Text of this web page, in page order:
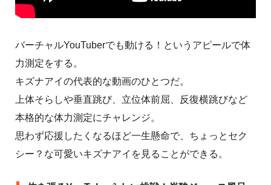
バーチャルYouTuberでも動ける！というアピールで体
力測定をする。
キズナアイの代表的な動画のひとつだ。
上体そらしや垂直跳び、立位体前屈、反復横跳びなど
本格的な体力測定にチャレンジ。
思わず応援したくなるほど一生懸命で、ちょっとセク
シー？な可愛いキズナアイを見ることができる。